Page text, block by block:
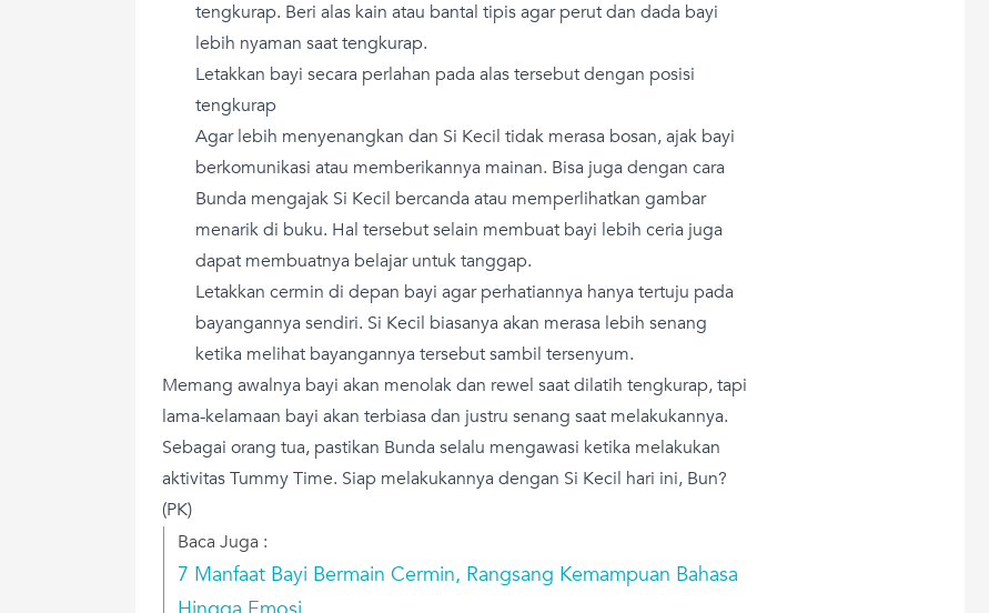
tengkurap. Beri alas kain atau bantal tipis agar perut dan dada bayi
lebih nyaman saat tengkurap.
Letakkan bayi secara perlahan pada alas tersebut dengan posisi
tengkurap
Agar lebih menyenangkan dan Si Kecil tidak merasa bosan, ajak bayi
berkomunikasi atau memberikannya mainan. Bisa juga dengan cara
Bunda mengajak Si Kecil bercanda atau memperlihatkan gambar
menarik di buku. Hal tersebut selain membuat bayi lebih ceria juga
dapat membuatnya belajar untuk tanggap.
Letakkan cermin di depan bayi agar perhatiannya hanya tertuju pada
bayangannya sendiri. Si Kecil biasanya akan merasa lebih senang
ketika melihat bayangannya tersebut sambil tersenyum.
Memang awalnya bayi akan menolak dan rewel saat dilatih tengkurap, tapi
lama-kelamaan bayi akan terbiasa dan justru senang saat melakukannya.
Sebagai orang tua, pastikan Bunda selalu mengawasi ketika melakukan
aktivitas Tummy Time. Siap melakukannya dengan Si Kecil hari ini, Bun?
(PK)
Baca Juga :
7 Manfaat Bayi Bermain Cermin, Rangsang Kemampuan Bahasa